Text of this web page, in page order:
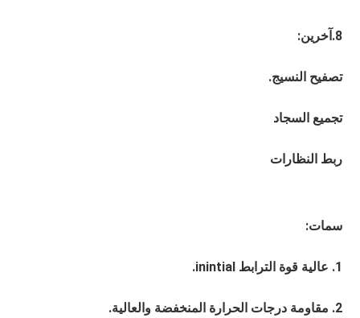
8.آخرين:
تصفيح النسيج.
تجميع السجاد
ربط النظارات
سمات:
1. عالية قوة الترابط inintial.
2. مقاومة درجات الحرارة المنخفضة والعالية.